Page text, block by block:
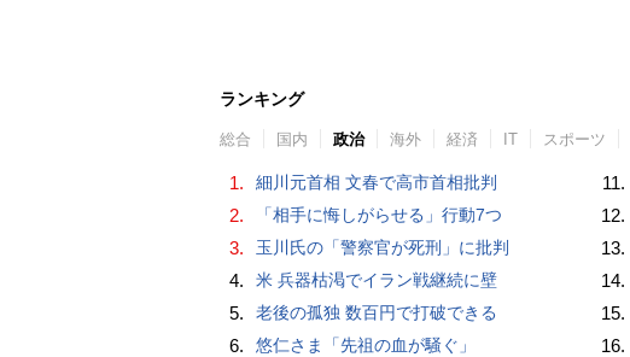
ランキング
総合 国内 政治 海外 経済 IT スポーツ
1. 細川元首相 文春で高市首相批判
2. 「相手に悔しがらせる」行動7つ
3. 玉川氏の「警察官が死刑」に批判
4. 米 兵器枯渇でイラン戦継続に壁
5. 老後の孤独 数百円で打破できる
6. 悠仁さま「先祖の血が騒ぐ」
11.
12.
13.
14.
15.
16.